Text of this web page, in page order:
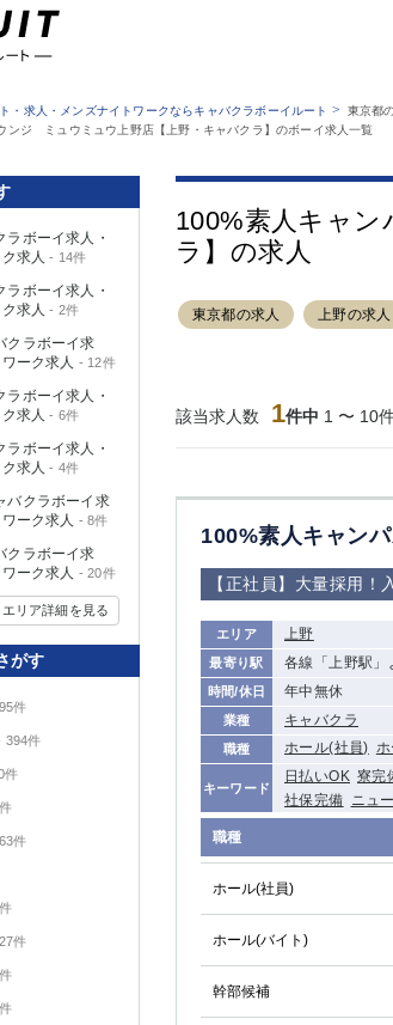
・求人・メンズナイトワークならキャバクラボーイルート > 東京都
ンジ ミュウミュウ上野店【上野・キャバクラ】のボーイ求人一覧
100%素人キャ
ラ】の求人
東京都の求人 上野の求人
該当求人数 1件中 1 〜 10
100%素人キャン
【正社員】大量採用
エリア 上野
最寄り駅 各線「上野駅
時間/休日 年中無休
業種 キャバクラ
職種 ホール(社員)
キーワード
日払いOK 寮完
社保完備 ニュ
職種
ホール(社員)
ホール(バイト)
幹部候補
ラボーイ求人・
求人 - 14件
ラボーイ求人・
求人 - 2件
クラボーイ求
ーク求人 - 12件
ラボーイ求人・
求人 - 6件
ラボーイ求人・
求人 - 4件
バクラボーイ求
ーク求人 - 8件
クラボーイ求
ーク求人 - 20件
エリア詳細を見る
がす
件
394件
件
件
件
東京都 銀座
歌舞伎町
横須賀中央
蒲田東口
吉祥寺（北口／
①歌舞伎町 ②
新宿
①東武練馬 ②
成増・板橋 ③
大山 ②池袋
下赤塚
五井
小田原
茅ヶ崎